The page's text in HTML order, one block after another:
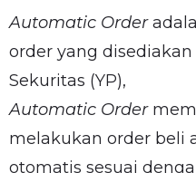
Automatic Order
order yang
Sekuritas (YP),
Automatic Order
melakukan order beli
otomatis sesuai